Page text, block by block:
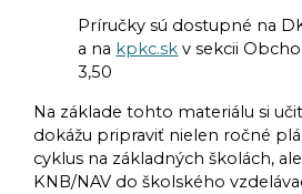
Príručky sú dostupné na
a na kpkc.sk v sekcii
3,50
Na základe tohto materiálu si
dokážu pripraviť nielen ročné
cyklus na základných školách,
KNB/NAV do školského